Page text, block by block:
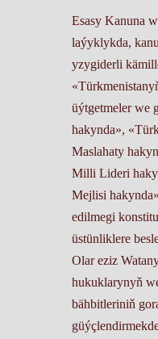
Esasy Kanuna
laýyklykda,
yzygiderli
üýtgetmeler we
hakynda»,
Maslahaty
Milli Lideri
Mejlisi
edilmegi
üstünliklere
Olar eziz
hukuklarynyň
bähbitleriniň